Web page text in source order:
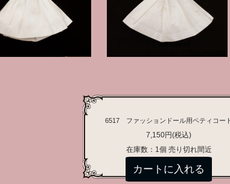
6517 ファッションドール用ペティコー
7,150円(税込)
在庫数：1個 売り切れ間近